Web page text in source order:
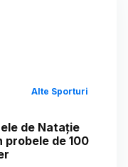
Alte Sporturi
de Natație
probele de 100